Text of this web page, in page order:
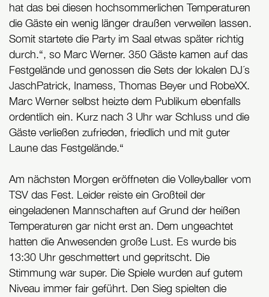
hat das bei diesen hochsommerlichen Temperaturen
die Gäste ein wenig länger draußen verweilen lassen.
Somit startete die Party im Saal etwas später richtig
durch.“, so Marc Werner. 350 Gäste kamen auf das
Festgelände und genossen die Sets der lokalen DJ´s
JaschPatrick, Inamess, Thomas Beyer und RobeXX.
Marc Werner selbst heizte dem Publikum ebenfalls
ordentlich ein. Kurz nach 3 Uhr war Schluss und die
Gäste verließen zufrieden, friedlich und mit guter
Laune das Festgelände.“
Am nächsten Morgen eröffneten die Volleyballer vom
TSV das Fest. Leider reiste ein Großteil der
eingeladenen Mannschaften auf Grund der heißen
Temperaturen gar nicht erst an. Dem ungeachtet
hatten die Anwesenden große Lust. Es wurde bis
13:30 Uhr geschmettert und gepritscht. Die
Stimmung war super. Die Spiele wurden auf gutem
Niveau immer fair geführt. Den Sieg spielten die